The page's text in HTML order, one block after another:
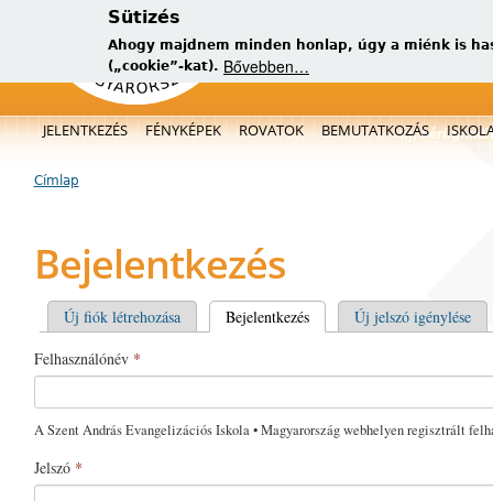
Sütizés
Ahogy majdnem minden honlap, úgy a miénk is
(„cookie”-kat). Bővebben…
új,
Főmenü
JELENTKEZÉS FÉNYKÉPEK ROVATOK BEMUTATKOZÁS
Jelenlegi hely
Címlap
Bejelentkezés
Elsődleges fülek
Új fiók létrehozása Bejelentkezés(aktív fül)Új jelszó igénylése
Felhasználónév *
A Szent András Evangelizációs Iskola • Magyarország webhelyen regisztrált
Jelszó *